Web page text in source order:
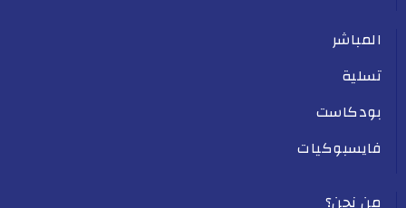
المباشر
تسلية
بودكاست
فايسبوكيات
من نحن؟